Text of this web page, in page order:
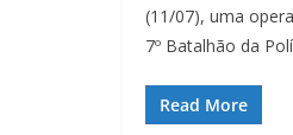
(11/07), uma
7º Batalhão da
Read More